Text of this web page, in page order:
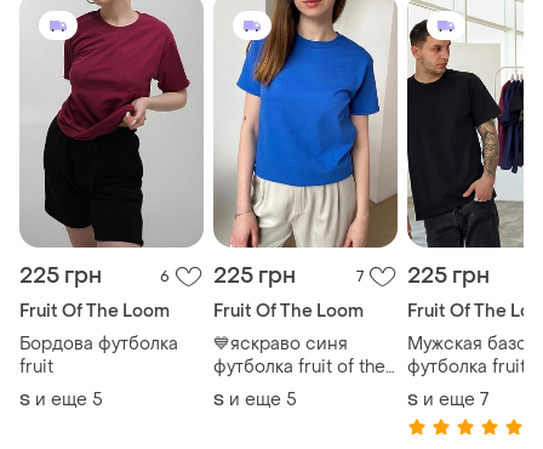
225 грн 6
Fruit Of The Loom
Бордова футболка
fruit
S и еще 5
225 грн 7
Fruit Of The Loom
💙яскраво синя
футболка fruit of the
loom valuweight
S и еще 5
225 грн
Fruit Of The
Мужская
футболка fruit
loom valuweight
100% хлопок
оверсайз
S и еще 7